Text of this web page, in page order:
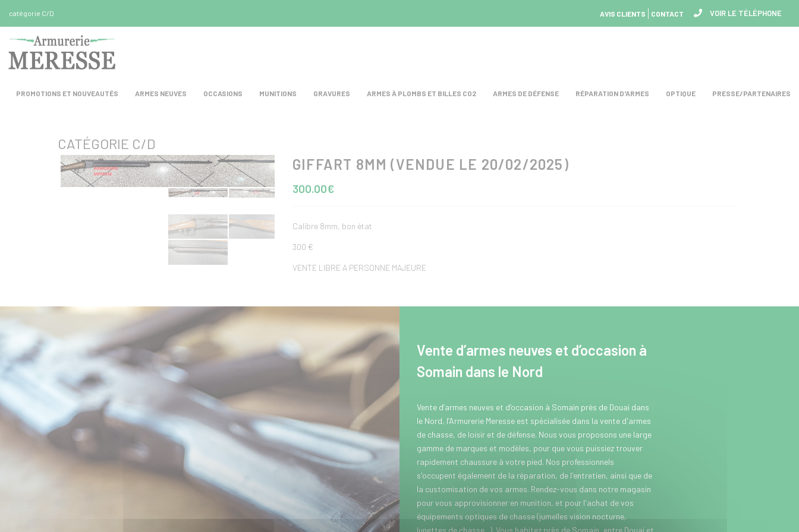
VOIR LE TÉLÉPHONE
AVIS CLIENTS CONTACT
catégorie C/D
PROMOTIONS ET NOUVEAUTÉS ARMES NEUVES OCCASIONS MUNITIONS GRAVURES ARMES À PLOMBS ET BILLES CO2 ARMES DE DÉFENSE RÉPARATION D'ARMES OPTIQUE PRESSE/PARTENAIRES
CATÉGORIE C/D
GIFFART 8MM (VENDUE LE 20/02/2025)
300.00€
Calibre 8mm, bon état
300 €
VENTE LIBRE A PERSONNE MAJEURE
Vente d’armes neuves et d’occasion à
Somain dans le Nord
Vente d’armes neuves et d’occasion à Somain près de Douai dans
le Nord, l’Armurerie Meresse est spécialisée dans la vente d'armes
de chasse, de loisir et de défense. Nous vous proposons une large
gamme de marques et modèles, pour que vous puissiez trouver
rapidement chaussure à votre pied. Nos professionnels
s'occupent également de la réparation, de l'entretien, ainsi que de
la customisation de vos armes. Rendez-vous dans notre magasin
pour vous approvisionner en munition, et pour l'achat de vos
équipements optiques de chasse (jumelles vision nocturne,
lunettes de chasse...). Vous habitez près de Somain, entre Douai et